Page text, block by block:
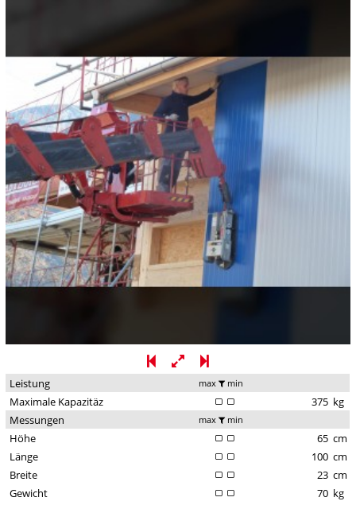
Leistung max min
Maximale Kapazitäz 375 kg
Messungen
max min
Höhe 65 cm
Länge
100 cm
Breite
23 cm
Gewicht
70 kg